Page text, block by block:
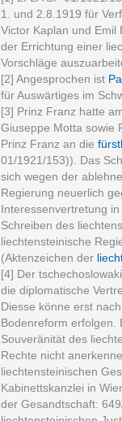
1. und 2.8.1919 für
Victor Kaplan und Emil
der Errichtung einer
Vorschläge
[2] Angesprochen ist
für Auswärtiges im
[3] Prinz Franz hatte
Giuseppe Motta sowie
Prinz Franz an die
01/1921/153)). Das
sich wegen der
Regierung neuerlich
Interessenvertretung
Schreiben des
liechtensteinische
(Aktenzeichen der
[4] Der
die diplomatische
Diesse könne erst
Bodenreform erfolgen.
Souveränität des
Rechte nicht
liechtensteinischen
Kabinettskanzlei in
der Gesandtschaft: